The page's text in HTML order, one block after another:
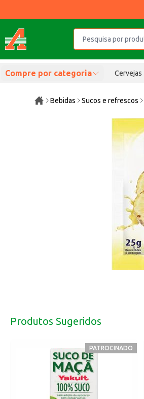
Compre por categoria Cervejas
Bebidas Sucos e refrescos
Produtos Sugeridos
PATROCINADO